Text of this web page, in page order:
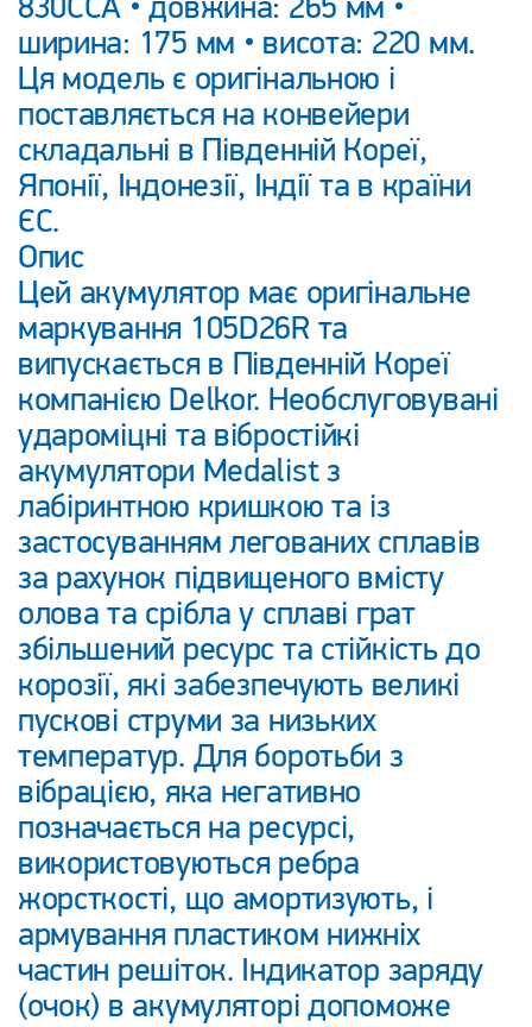
ширина: 175 мм • висота: 220 мм.
Ця модель є оригінальною і
поставляється на конвейери
складальні в Південній Кореї,
Японії, Індонезії, Індії та в країни
ЄС.
Опис
Цей акумулятор має оригінальне
маркування 105D26R та
випускається в Південній Кореї
компанією Delkor. Необслуговувані
удароміцні та вібростійкі
акумулятори Medalist з
лабіринтною кришкою та із
застосуванням легованих сплавів
за рахунок підвищеного вмісту
олова та срібла у сплаві грат
збільшений ресурс та стійкість до
корозії, які забезпечують великі
пускові струми за низьких
температур. Для боротьби з
вібрацією, яка негативно
позначається на ресурсі,
використовуються ребра
жорсткості, що амортизують, і
армування пластиком нижніх
частин решіток. Індикатор заряду
(очок) в акумуляторі допоможе